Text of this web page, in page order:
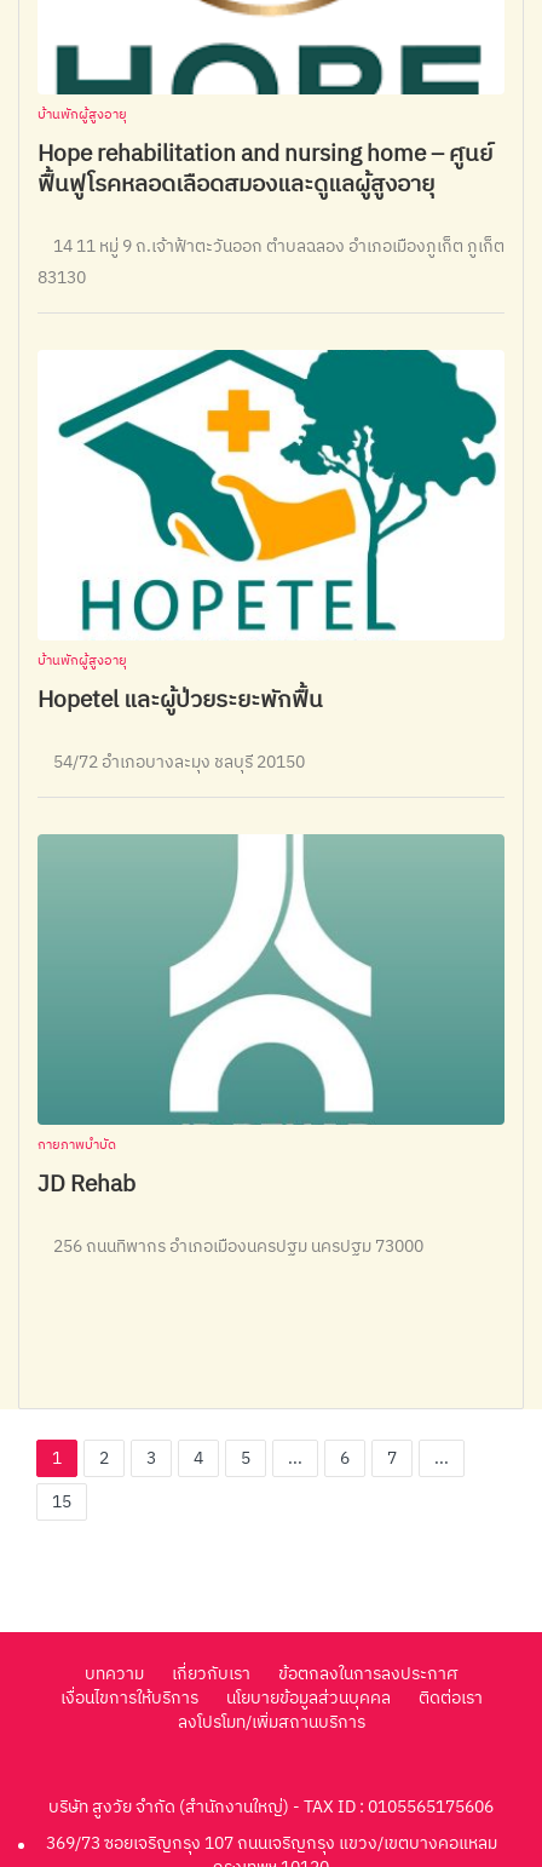
บ้านพักผู้สูงอายุ
Hope rehabilitation and nursing home – ศูนย์
ฟื้นฟูโรคหลอดเลือดสมองและดูแลผู้สูงอายุ
14 11 หมู่ 9 ถ.เจ้าฟ้าตะวันออก ตำบลฉลอง อำเภอเมืองภูเก็ต ภูเก็ต
83130
บ้านพักผู้สูงอายุ
Hopetel และผู้ป่วยระยะพักฟื้น
54/72 อำเภอบางละมุง ชลบุรี 20150
กายภาพบำบัด
JD Rehab
256 ถนนทิพากร อำเภอเมืองนครปฐม นครปฐม 73000
1 2 3 4 5 ... 6 7
...
15
บทความ เกี่ยวกับเรา
ข้อตกลงในการลงประกาศ
เงื่อนไขการให้บริการ
นโยบายข้อมูลส่วนบุคคล
ติดต่อเรา
ลงโปรโมท/เพิ่มสถานบริการ
บริษัท สูงวัย จำกัด (สำนักงานใหญ่) - TAX ID : 0105565175606
369/73 ซอยเจริญกรุง 107 ถนนเจริญกรุง แขวง/เขตบางคอแหลม